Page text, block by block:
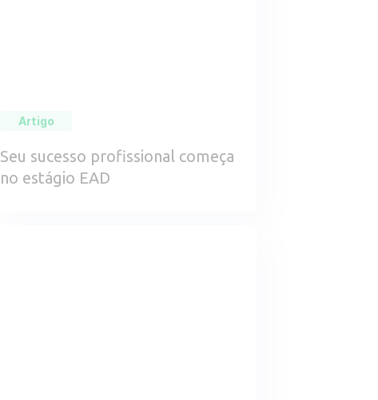
Artigo
Seu sucesso profissional começa
no estágio EAD